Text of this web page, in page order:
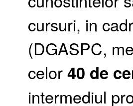
cursuri, in
(DGASPC,
celor40 de
intermediul